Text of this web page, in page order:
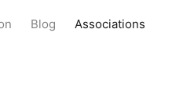
Blog Associations